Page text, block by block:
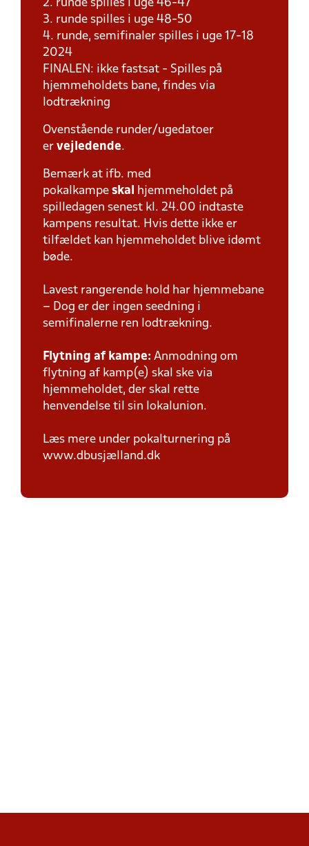
2. runde spilles i uge 46-47
3. runde spilles i uge 48-50
4. runde, semifinaler spilles i uge 17-18
2024
FINALEN: ikke fastsat - Spilles på
hjemmeholdets bane, findes via
lodtrækning
Ovenstående runder/ugedatoer
er vejledende.
Bemærk at ifb. med
pokalkampe skal
hjemmeholdet på
spilledagen senest kl. 24.00 indtaste
kampens resultat. Hvis dette ikke er
tilfældet kan hjemmeholdet blive idømt
bøde.
Lavest rangerende hold har hjemmebane
– Dog er der ingen seedning i
semifinalerne ren lodtrækning.
Flytning af kampe: Anmodning om
flytning af kamp(e) skal ske via
hjemmeholdet, der skal rette
henvendelse til sin lokalunion.
Læs mere under pokalturnering på
www.dbusjælland.dk